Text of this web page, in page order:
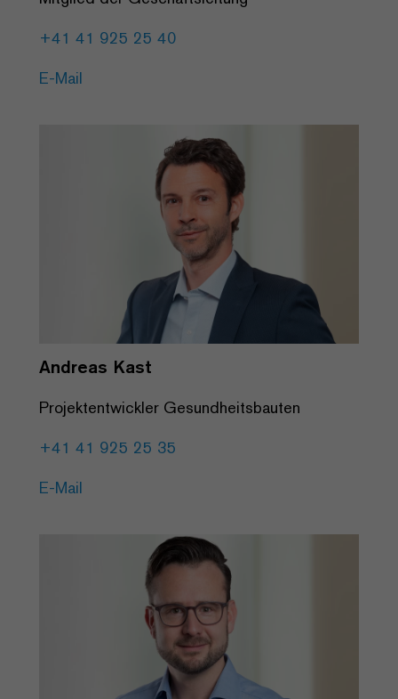
+41 41 925 25 40
E-Mail
Andreas Kast
Projektentwickler Gesundheitsbauten
+41 41 925 25 35
E-Mail